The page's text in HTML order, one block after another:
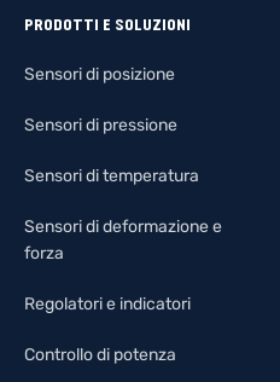
PRODOTTI E SOLUZIONI
Sensori di posizione
Sensori di pressione
Sensori di temperatura
Sensori di deformazione e
forza
Regolatori e indicatori
Controllo di potenza